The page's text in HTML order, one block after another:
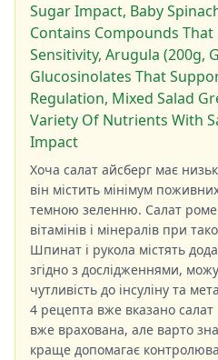
Sugar Impact, Baby
Contains Compounds
Sensitivity, Arugula (200g,
Glucosinolates That
Regulation, Mixed Salad
Variety Of Nutrients With
Impact
Хоча салат айсберг має
він містить мінімум
темною зеленню. Салат
вітамінів і мінералів при
Шпинат і рукола містять
згідно з дослідженнями,
чутливість до інсуліну та
4 рецепта вже вказано
вже врахована, але варто
краще допомагає